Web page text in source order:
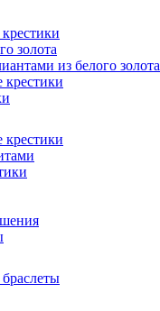
золота
из белого золота